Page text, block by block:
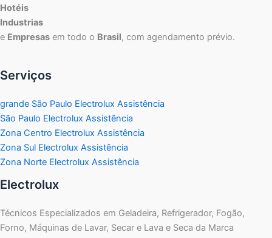
Hotéis
Industrias
e Empresas em todo o Brasil, com agendamento prévio.
Serviços
grande São Paulo Electrolux Assistência
São Paulo Electrolux Assistência
Zona Centro Electrolux Assistência
Zona Sul Electrolux Assistência
Zona Norte Electrolux Assistência
Electrolux
Técnicos Especializados em Geladeira, Refrigerador, Fogão,
Forno, Máquinas de Lavar, Secar e Lava e Seca da Marca